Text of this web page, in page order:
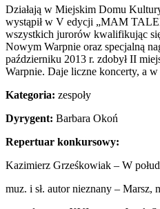
Działają w Miejskim Domu
wystąpił w V edycji „MAM
wszystkich jurorów kwalifikując
Nowym Warpnie oraz specjalną
październiku 2013 r. zdobył II
Warpnie. Daje liczne koncerty, a
Kategoria: zespoły
Dyrygent: Barbara Okoń
Repertuar konkursowy:
Kazimierz Grześkowiak – W
muz. i sł. autor nieznany – Marsz,